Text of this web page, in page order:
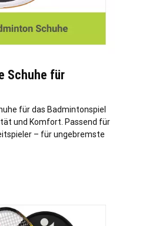
Schuhe für
für das Badmintonspiel
und Komfort. Passend für
– für ungebremste